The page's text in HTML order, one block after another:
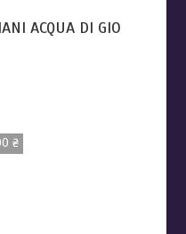
ACQUA DI GIO
₴